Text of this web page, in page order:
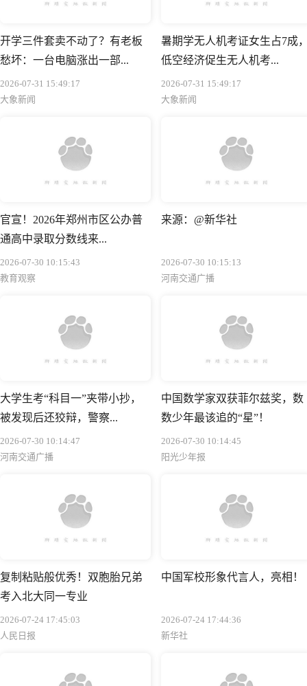
开学三件套卖不动了？有老板
愁坏：一台电脑涨出一部...
2026-07-31 15:49:17
大象新闻
暑期学无人机考证女生占7成
低空经济促生无人机考...
2026-07-31 15:49:17
大象新闻
官宣！2026年郑州市区公办普
通高中录取分数线来...
2026-07-30 10:15:43
教育观察
来源：@新华社
2026-07-30 10:15:13
河南交通广播
大学生考“科目一”夹带小抄，
被发现后还狡辩，警察...
2026-07-30 10:14:47
河南交通广播
中国数学家双获菲尔兹奖，数
数少年最该追的“星”！
2026-07-30 10:14:45
阳光少年报
复制粘贴般优秀！双胞胎兄弟
考入北大同一专业
2026-07-24 17:45:03
人民日报
中国军校形象代言人，亮相！
2026-07-24 17:44:36
新华社